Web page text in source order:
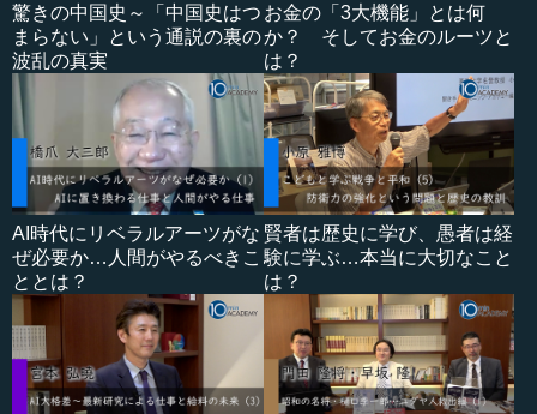
驚きの中国史～「中国史はつ
まらない」という通説の裏の
波乱の真実
お金の「3大機能」とは何
か？ そしてお金のルーツと
は？
AI時代にリベラルアーツがな
ぜ必要か…人間がやるべきこ
ととは？
賢者は歴史に学び、愚者は経
験に学ぶ…本当に大切なこと
は？